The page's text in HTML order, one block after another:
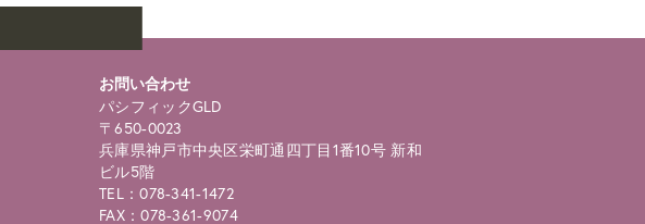
お問い合わせ
パシフィックGLD
〒650-0023
兵庫県神戸市中央区栄町通四丁目1番10号 新和
ビル5階
TEL：078-341-1472
FAX：078-361-9074